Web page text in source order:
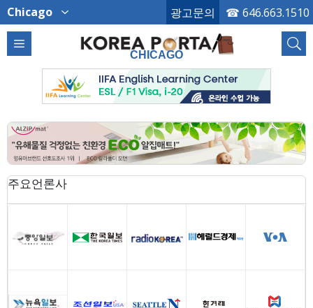
Chicago 광고문의 ☎ 646.663.1510
CHICAGO
주요언론사